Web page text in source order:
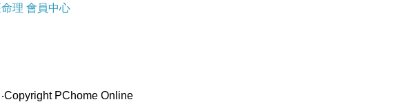
理 會員中心
‧Copyright PChome Online